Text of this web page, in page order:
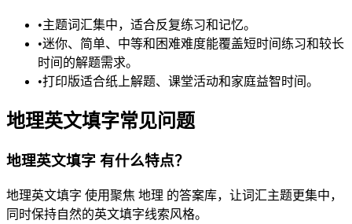
•主题词汇集中，适合反复练习和记忆。
•迷你、简单、中等和困难难度能覆盖短时间练习和较长
时间的解题需求。
•打印版适合纸上解题、课堂活动和家庭益智时间。
地理英文填字常见问题
地理英文填字 有什么特点？
地理英文填字 使用聚焦 地理 的答案库，让词汇主题更集中，
同时保持自然的英文填字线索风格。